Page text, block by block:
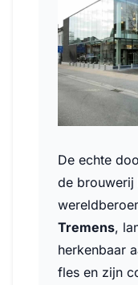
De echte
de brouwerij
Tremens,
herkenbaar
fles en zijn